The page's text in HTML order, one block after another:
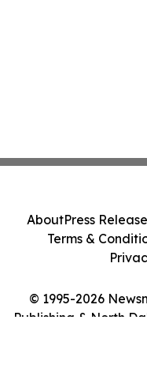
© 1995-2026
Publishing & North
AboutPress
Terms &